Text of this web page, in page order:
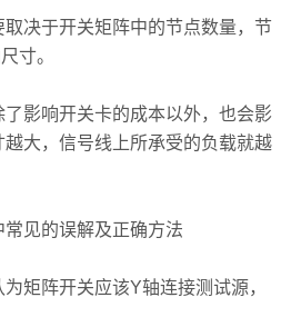
决于开关矩阵中的节点数量，节
寸。
影响开关卡的成本以外，也会影
大，信号线上所承受的负载就越
见的误解及正确方法
阵开关应该Y轴连接测试源，